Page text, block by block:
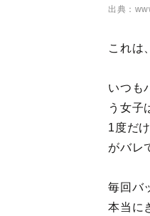
出典：
これは
いつも
う女子
1度だ
がバレ
毎回バ
本当に